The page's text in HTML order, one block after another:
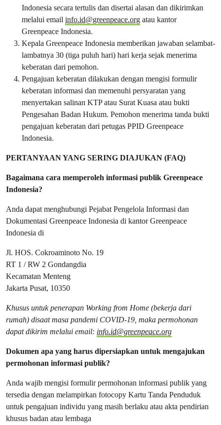
Indonesia secara tertulis dan disertai alasan dan dikirimkan
melalui email info.id@greenpeace.org atau kantor
Greenpeace Indonesia.
Kepala Greenpeace Indonesia memberikan jawaban selambat-
lambatnya 30 (tiga puluh hari) hari kerja sejak menerima
keberatan dari pemohon.
Pengajuan keberatan dilakukan dengan mengisi formulir
keberatan informasi dan memenuhi persyaratan yang
menyertakan salinan KTP atau Surat Kuasa atau bukti
Pengesahan Badan Hukum. Pemohon menerima tanda bukti
pengajuan keberatan dari petugas PPID Greenpeace
Indonesia.
PERTANYAAN YANG SERING DIAJUKAN (FAQ)
Bagaimana cara memperoleh informasi publik Greenpeace
Indonesia?
Anda dapat menghubungi Pejabat Pengelola Informasi dan
Dokumentasi Greenpeace Indonesia di kantor Greenpeace
Indonesia di
Jl. HOS. Cokroaminoto No. 19
RT 1 / RW 2 Gondangdia
Kecamatan Menteng
Jakarta Pusat, 10350
Khusus untuk penerapan Working from Home (bekerja dari
rumah) disaat masa pandemi COVID-19, maka permohonan
dapat dikirim melalui email: info.id@greenpeace.org
Dokumen apa yang harus dipersiapkan untuk mengajukan
permohonan informasi publik?
Anda wajib mengisi formulir permohonan informasi publik yang
tersedia dengan melampirkan fotocopy Kartu Tanda Penduduk
untuk pengajuan individu yang masih berlaku atau akta pendirian
khusus badan atau lembaga